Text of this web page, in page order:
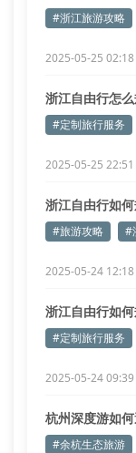
#浙江旅游攻略
2025-05-25 02:18
浙江自由行怎
#定制旅行服务
2025-05-25 22:51
浙江自由行如
#旅游攻略 #
2025-05-24 12:18
浙江自由行如
#定制旅行服务
2025-05-24 09:39
杭州深度游如
#余杭生态旅游